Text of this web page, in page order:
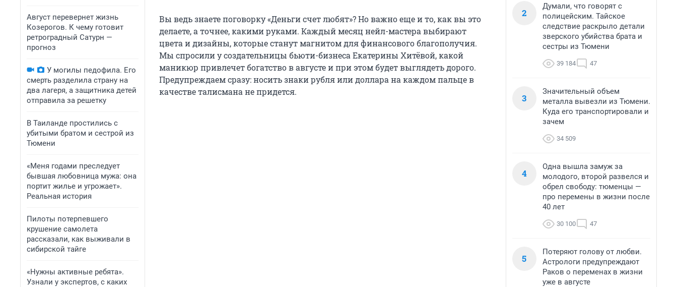
Август перевернет жизнь
Козерогов. К чему готовит
ретроградный Сатурн —
прогноз
У могилы педофила. Его
смерть разделила страну на
два лагеря, а защитника детей
отправила за решетку
В Таиланде простились с
убитыми братом и сестрой из
Тюмени
«Меня годами преследует
бывшая любовница мужа: она
портит жилье и угрожает».
Реальная история
Пилоты потерпевшего
крушение самолета
рассказали, как выживали в
сибирской тайге
«Нужны активные ребята».
Узнали у экспертов, с каких
Вы ведь знаете поговорку «Деньги счет любят»? Но важно еще и то, как вы это
делаете, а точнее, какими руками. Каждый месяц нейл-мастера выбирают
цвета и дизайны, которые станут магнитом для финансового благополучия.
Мы спросили у создательницы бьюти-бизнеса Екатерины Хитёвой, какой
маникюр привлечет богатство в августе и при этом будет выглядеть дорого.
Предупреждаем сразу: носить знаки рубля или доллара на каждом пальце в
качестве талисмана не придется.
2
Думали, что говорят с
полицейским. Тайское
следствие раскрыло детали
зверского убийства брата и
сестры из Тюмени
39 184 47
3
Значительный объем
металла вывезли из Тюмени.
Куда его транспортировали и
зачем
34 509
4
Одна вышла замуж за
молодого, второй развелся и
обрел свободу: тюменцы —
про перемены в жизни после
40 лет
30 100 47
5
Потеряют голову от любви.
Астрологи предупреждают
Раков о переменах в жизни
уже в августе